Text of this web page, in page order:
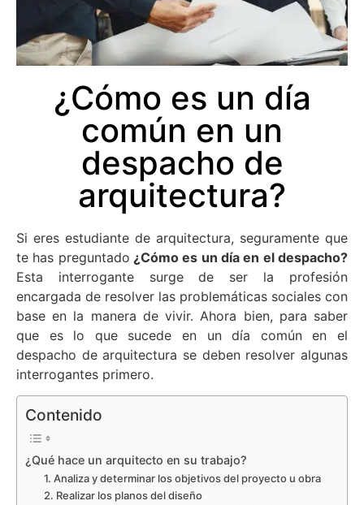
¿Cómo es un día
común en un
despacho de
arquitectura?
Si eres estudiante de arquitectura, seguramente que
te has preguntado ¿Cómo es un día en el despacho?
Esta interrogante surge de ser la profesión
encargada de resolver las problemáticas sociales con
base en la manera de vivir. Ahora bien, para saber
que es lo que sucede en un día común en el
despacho de arquitectura se deben resolver algunas
interrogantes primero.
Contenido
¿Qué hace un arquitecto en su trabajo?
1. Analiza y determinar los objetivos del proyecto u obra
2. Realizar los planos del diseño